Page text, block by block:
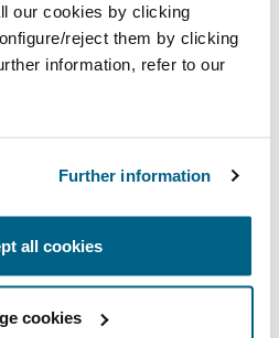
our cookies by clicking
reject them by clicking
information, refer to our
Further information
all cookies
cookies
estão agora
bibliotecas nas
e BIM&CO, que são
correta do
DE